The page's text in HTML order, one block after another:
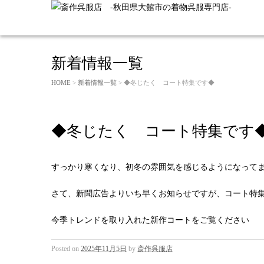
新着情報一覧
HOME > 新着情報一覧 > ◆冬じたく コート特集です◆
◆冬じたく コート特集です
すっかり寒くなり、初冬の雰囲気を感じるようになって
さて、新聞広告よりいち早くお知らせですが、コート特
今季トレンドを取り入れた新作コートをご覧ください
Posted on 2025年11月5日 by 斎作呉服店